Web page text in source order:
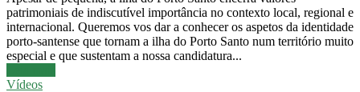
patrimoniais de indiscutível importância no contexto local, regional e
internacional. Queremos vos dar a conhecer os aspetos da identidade
porto-santense que tornam a ilha do Porto Santo num território muito
especial e que sustentam a nossa candidatura...
Vídeos